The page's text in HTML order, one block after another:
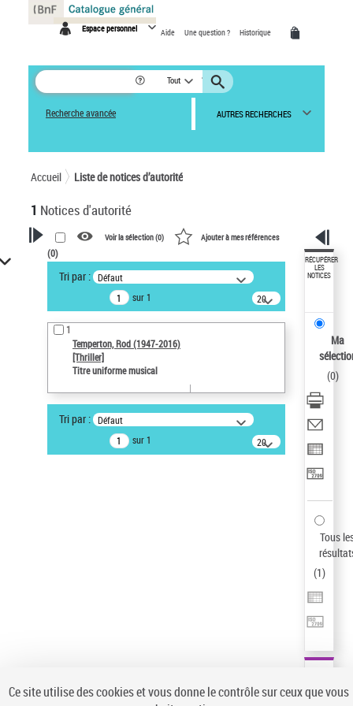
Espace personnel Aide Une question ? Historique
Tout
Recherche avancée AUTRES RECHERCHES
Accueil Liste de notices d’autorité
1 Notices d'autorité
VOTRE RECHERCHE
Recherche avancée dans les
notices d’autorité
Œuvres liées à l'auteur :
Temperton, Rod (1947-2016)
Auteur d’œuvre
Statut de la notice d’autorité
Notice élémentaire
Type de notice d'autorité
Voir la sélection (0) Ajouter à mes références
(0)
Tri par : Défaut
sur 1
20
résultats/page
1
Temperton, Rod (1947-2016)
[Thriller]
Titre uniforme musical
Tri par : Défaut
sur 1
20
résultats/page
RÉCUPÉRER
LES
NOTICES
Ma
(0)
Tous
(1)
Panneau de gestion des cookies
Ce site utilise des cookies et vous donne le contrôle sur ceux que vous